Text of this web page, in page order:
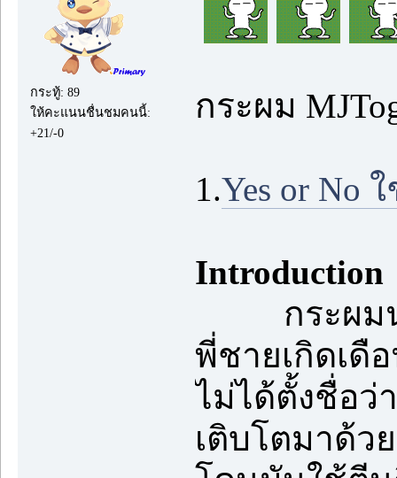
กระทู้: 89
ให้คะแนนชื่นชมคนนี้:
+21/-0
กระผม
1.Yes or No
Introduction
กระผมนา
พี่ชายเกิดเดื
ไม่ได้ตั้งชื่อว่
เติบโตมาด้ว